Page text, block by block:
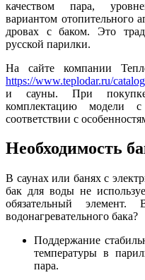
качеством пара,
вариантом отопительного
дровах с баком. Это
русской парилки.
На сайте компании
https://www.teplodar.ru/
и сауны. При
комплектацию
соответствии с
Необходимость
В саунах или банях с
бак для воды не
обязательный
водонагревательного бака?
Поддержание
температуры в
пара.